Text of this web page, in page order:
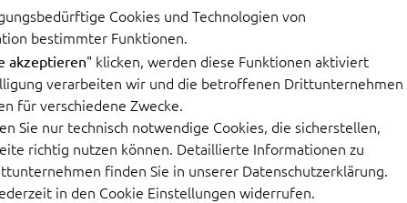
Cookies und Technologien von
bestimmter Funktionen.
akzeptieren" klicken, werden diese Funktionen aktiviert
verarbeiten wir und die betroffenen Drittunternehmen
für verschiedene Zwecke.
Sie nur technisch notwendige Cookies, die sicherstellen,
richtig nutzen können. Detaillierte Informationen zu
finden Sie in unserer Datenschutzerklärung.
in den Cookie Einstellungen widerrufen.
digital ein und führt
für Schritt durch den Prozess.